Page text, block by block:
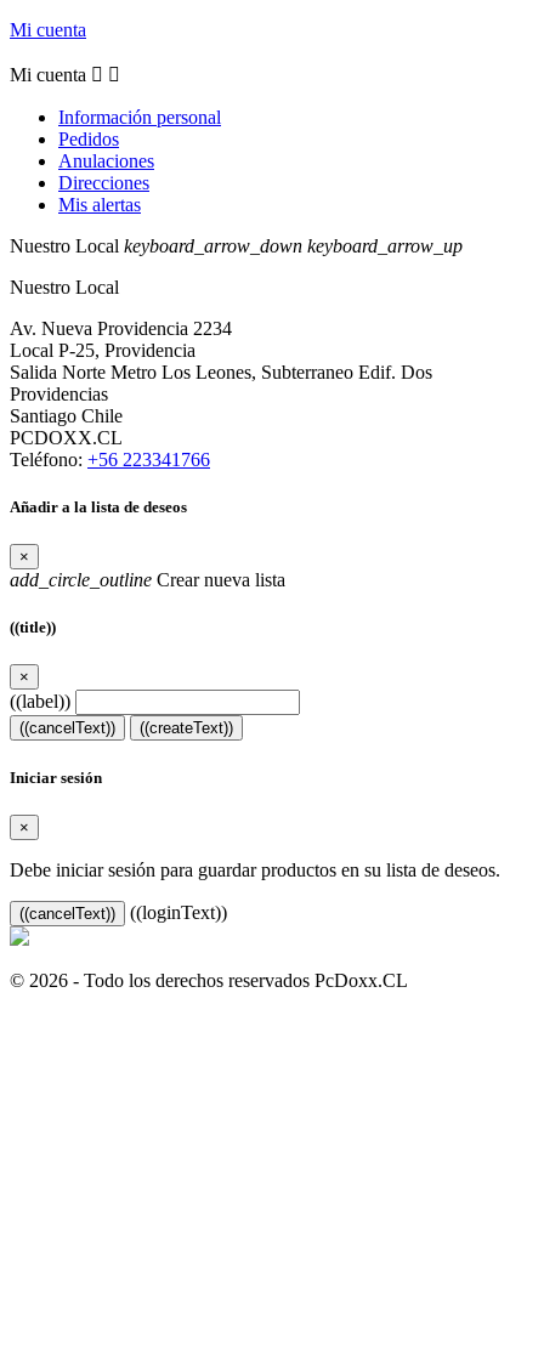
Mi cuenta
Mi cuenta  
Información personal
Pedidos
Anulaciones
Direcciones
Mis alertas
Nuestro Local keyboard_arrow_down keyboard_arrow_up
Nuestro Local
Av. Nueva Providencia 2234
Local P-25, Providencia
Salida Norte Metro Los Leones, Subterraneo Edif. Dos
Providencias
Santiago Chile
PCDOXX.CL
Teléfono: +56 223341766
Añadir a la lista de deseos
×
add_circle_outline Crear nueva lista
((title))
×
((label))
((cancelText)) ((createText))
Iniciar sesión
×
Debe iniciar sesión para guardar productos en su lista de deseos.
((cancelText)) ((loginText))
© 2026 - Todo los derechos reservados PcDoxx.CL